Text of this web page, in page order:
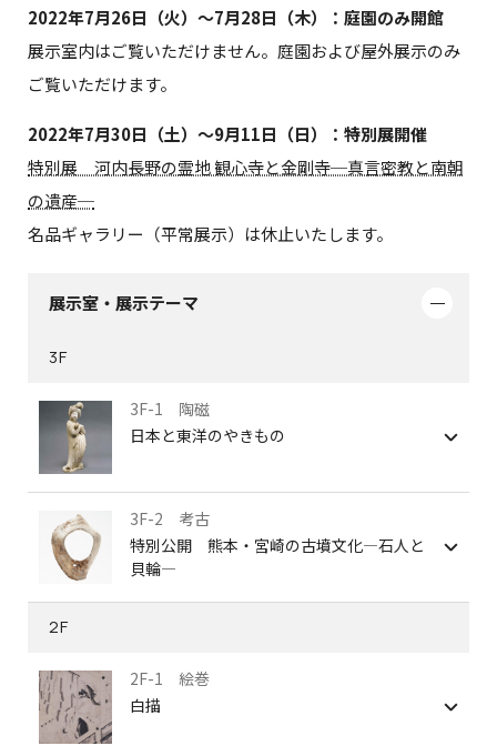
2022年7月26日（火）～7月28日（木）：庭園のみ開館
展示室内はご覧いただけません。庭園および屋外展示のみ
ご覧いただけます。
2022年7月30日（土）～9月11日（日）：特別展開催
特別展 河内長野の霊地 観心寺と金剛寺─真言密教と南朝
の遺産─
名品ギャラリー（平常展示）は休止いたします。
展示室・展示テーマ
3F
3F-1 陶磁
日本と東洋のやきもの
3F-2 考古
特別公開 熊本・宮崎の古墳文化―石人と
貝輪―
2F
2F-1 絵巻
白描